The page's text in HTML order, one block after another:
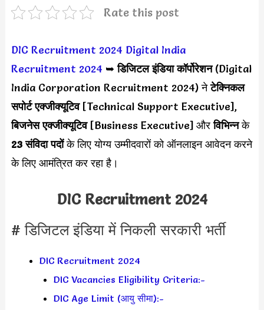
Rate this post
DIC Recruitment 2024 Digital India
Recruitment 2024 ➥ डिजिटल इंडिया कॉर्पोरेशन(Digital
India Corporation Recruitment 2024) नेटेक्निकल
सपोर्ट एक्जीक्यूटिव [Technical Support Executive],
बिजनेस एक्जीक्यूटिव[Business Executive] औरविभिन्नके
23 संविदा पदोंके लिए योग्य उम्मीदवारों को ऑनलाइन आवेदन करने
के लिए आमंत्रित कर रहा है।
DIC Recruitment 2024
# डिजिटल इंडिया में निकली सरकारी भर्ती
DIC Recruitment 2024
DIC Vacancies Eligibility Criteria:-
DIC Age Limit (आयु सीमा):-